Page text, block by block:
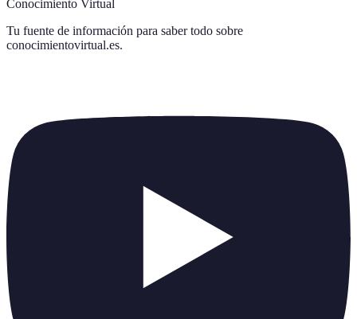
Conocimiento Virtual
Tu fuente de información para saber todo sobre
conocimientovirtual.es.